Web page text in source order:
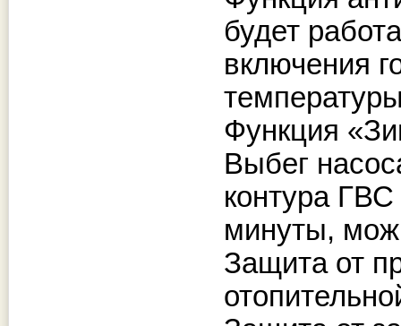
будет
включения
Функция
Выбег
контура
минуты,
Защита от